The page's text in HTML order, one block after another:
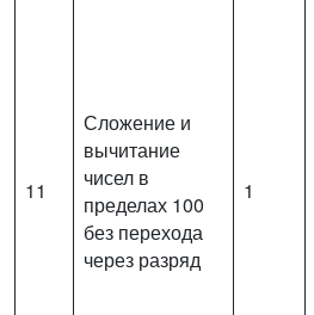
11
Сложение и
вычитание
чисел в
пределах 100
без перехода
через разряд
1